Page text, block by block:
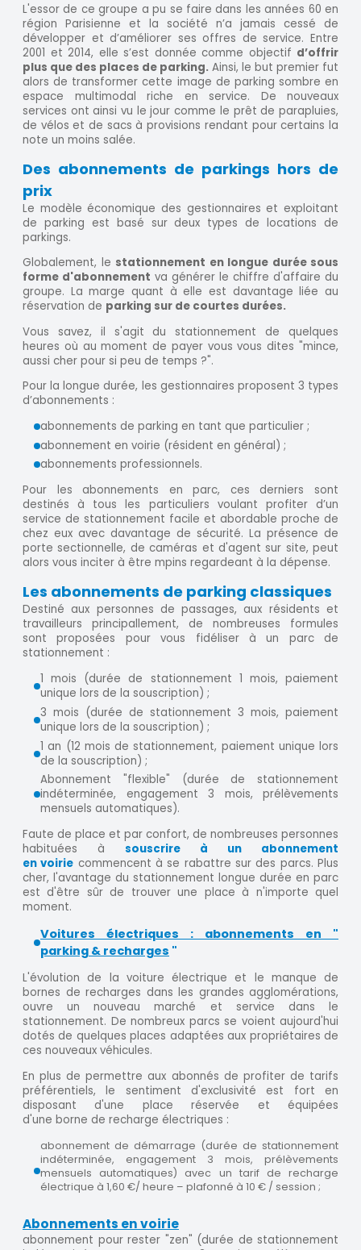
L'essor de ce groupe a pu se faire dans les années 60 en
région Parisienne et la société n’a jamais cessé de
développer et d’améliorer ses offres de service. Entre
2001 et 2014, elle s’est donnée comme objectif d’offrir
plus que des places de parking. Ainsi, le but premier fut
alors de transformer cette image de parking sombre en
espace multimodal riche en service. De nouveaux
services ont ainsi vu le jour comme le prêt de parapluies,
de vélos et de sacs à provisions rendant pour certains la
note un moins salée.
Des abonnements de parkings hors de
prix
Le modèle économique des gestionnaires et exploitant
de parking est basé sur deux types de locations de
parkings.
Globalement, le stationnement en longue durée sous
forme d'abonnement va générer le chiffre d'affaire du
groupe. La marge quant à elle est davantage liée au
réservation de parking sur de courtes durées.
Vous savez, il s'agit du stationnement de quelques
heures où au moment de payer vous vous dites "mince,
aussi cher pour si peu de temps ?".
Pour la longue durée, les gestionnaires proposent 3 types
d’abonnements :
abonnements de parking en tant que particulier ;
abonnement en voirie (résident en général) ;
abonnements professionnels.
Pour les abonnements en parc, ces derniers sont
destinés à tous les particuliers voulant profiter d’un
service de stationnement facile et abordable proche de
chez eux avec davantage de sécurité. La présence de
porte sectionnelle, de caméras et d'agent sur site, peut
alors vous inciter à être mpins regardeant à la dépense.
Les abonnements de parking classiques
Destiné aux personnes de passages, aux résidents et
travailleurs principallement, de nombreuses formules
sont proposées pour vous fidéliser à un parc de
stationnement :
1 mois (durée de stationnement 1 mois, paiement
unique lors de la souscription) ;
3 mois (durée de stationnement 3 mois, paiement
unique lors de la souscription) ;
1 an (12 mois de stationnement, paiement unique lors
de la souscription) ;
Abonnement "flexible" (durée de stationnement
indéterminée, engagement 3 mois, prélèvements
mensuels automatiques).
Faute de place et par confort, de nombreuses personnes
habituées à souscrire à un abonnement
en voirie commencent à se rabattre sur des parcs. Plus
cher, l'avantage du stationnement longue durée en parc
est d'être sûr de trouver une place à n'importe quel
moment.
Voitures électriques : abonnements en "
parking & recharges "
L'évolution de la voiture électrique et le manque de
bornes de recharges dans les grandes agglomérations,
ouvre un nouveau marché et service dans le
stationnement. De nombreux parcs se voient aujourd'hui
dotés de quelques places adaptées aux propriétaires de
ces nouveaux véhicules.
En plus de permettre aux abonnés de profiter de tarifs
préférentiels, le sentiment d'exclusivité est fort en
disposant d'une place réservée et équipées
d'une borne de recharge électriques :
abonnement de démarrage (durée de stationnement
indéterminée, engagement 3 mois, prélèvements
mensuels automatiques) avec un tarif de recharge
électrique à 1,60 €/ heure – plafonné à 10 € / session ;
Abonnements en voirie
abonnement pour rester "zen" (durée de stationnement